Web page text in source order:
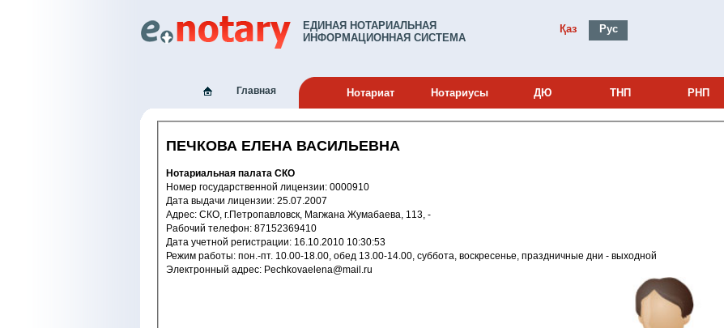
ЕДИНАЯ НОТАРИАЛЬНАЯ
ИНФОРМАЦИОННАЯ СИСТЕМА
Қаз Рус
Главная Нотариат Нотариусы ДЮ ТНП РНП
ПЕЧКОВА ЕЛЕНА ВАСИЛЬЕВНА
Нотариальная палата СКО
Номер государственной лицензии: 0000910
Дата выдачи лицензии: 25.07.2007
Адрес: СКО, г.Петропавловск, Магжана Жумабаева, 113, -
Рабочий телефон: 87152369410
Дата учетной регистрации: 16.10.2010 10:30:53
Режим работы: пон.-пт. 10.00-18.00, обед 13.00-14.00, суббота, воскресенье, праздничные дни - выходной
Электронный адрес: Pechkovaelena@mail.ru